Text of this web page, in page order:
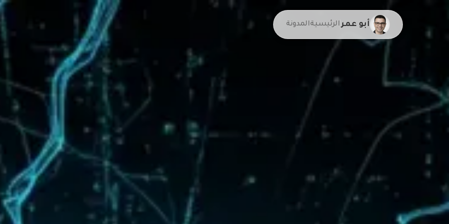
أبو عمرالرئيسيةالمدونة